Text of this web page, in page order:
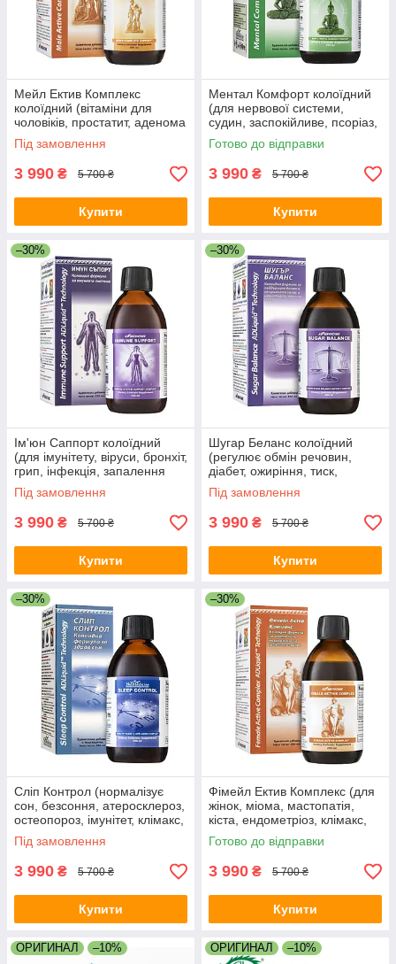
Мейл Ектив Комплекс
колоїдний (вітаміни для
чоловіків, простатит, аденома
простати, онкологія,
покращує ерекцію, статевий
Під замовлення
3 990 ₴ 5 700 ₴
Купити
Ментал Комфорт колоїдний
(для нервової системи,
судин, заспокійливе, псоріаз,
нормалізує сон, пам'ять,
концентрація уваги, стрес)
Готово до відправки
3 990 ₴ 5 700 ₴
Купити
–30%
Ім'юн Саппорт колоїдний
(для імунітету, віруси, бронхіт,
грип, інфекція, запалення
легень, гайморит, ангіна,
цистит, герпес)
Під замовлення
3 990 ₴ 5 700 ₴
Купити
–30%
Шугар Беланс колоїдний
(регулює обмін речовин,
діабет, ожиріння, тиск,
нормалізує цукор, для
підшлункової залози, судин,
Під замовлення
3 990 ₴ 5 700 ₴
Купити
–30%
Сліп Контрол (нормалізує
сон, безсоння, атеросклероз,
остеопороз, імунітет, клімакс,
нормалізує тиск, стерс,
довголіття)
Під замовлення
3 990 ₴ 5 700 ₴
Купити
–30%
Фімейл Ектив Комплекс (для
жінок, міома, мастопатія,
кіста, ендометріоз, клімакс,
нормалізує гормони, цикл)
Готово до відправки
3 990 ₴ 5 700 ₴
Купити
ОРИГИНАЛ –10% ОРИГИНАЛ –10%